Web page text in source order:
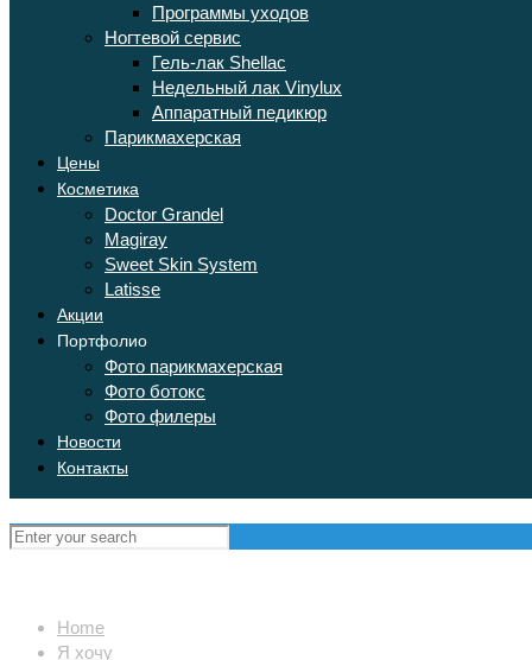
Программы уходов
Ногтевой сервис
Гель-лак Shellac
Недельный лак Vinylux
Аппаратный педикюр
Парикмахерская
Цены
Косметика
Doctor Grandel
Magiray
Sweet Skin System
Latisse
Акции
Портфолио
Фото парикмахерская
Фото ботокс
Фото филеры
Новости
Контакты
Home
Я хочу